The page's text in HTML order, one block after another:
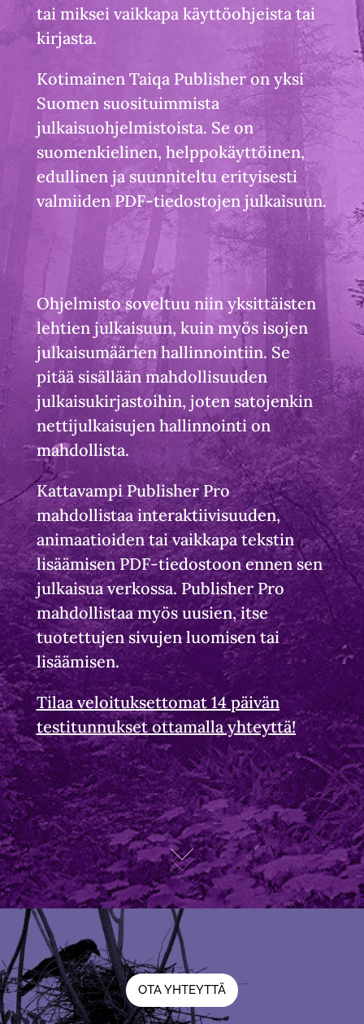
tai miksei vaikkapa käyttöohjeista tai
kirjasta.
Kotimainen Taiqa Publisher on yksi
Suomen suosituimmista
julkaisuohjelmistoista. Se on
suomenkielinen, helppokäyttöinen,
edullinen ja suunniteltu erityisesti
valmiiden PDF-tiedostojen julkaisuun.
Ohjelmisto soveltuu niin yksittäisten
lehtien julkaisuun, kuin myös isojen
julkaisumäärien hallinnointiin. Se
pitää sisällään mahdollisuuden
julkaisukirjastoihin, joten satojenkin
nettijulkaisujen hallinnointi on
mahdollista.
Kattavampi Publisher Pro
mahdollistaa interaktiivisuuden,
animaatioiden tai vaikkapa tekstin
lisäämisen PDF-tiedostoon ennen sen
julkaisua verkossa. Publisher Pro
mahdollistaa myös uusien, itse
tuotettujen sivujen luomisen tai
lisäämisen.
Tilaa veloituksettomat 14 päivän
testitunnukset ottamalla yhteyttä!
OTA YHTEYTTÄ